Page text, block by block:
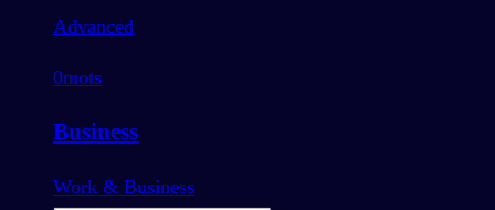
Advanced
0mots
Business
Work & Business